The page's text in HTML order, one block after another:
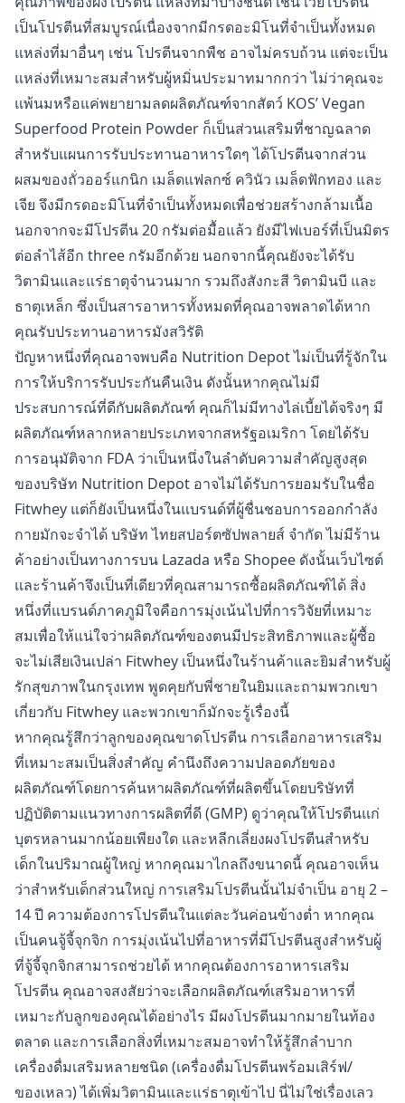
เป็นโปรตีนที่สมบูรณ์เนื่องจากมีกรดอะมิโนที่จำเป็นทั้งหมด
แหล่งที่มาอื่นๆ เช่น โปรตีนจากพืช อาจไม่ครบถ้วน แต่จะเป็น
แหล่งที่เหมาะสมสำหรับผู้หมิ่นประมาทมากกว่า ไม่ว่าคุณจะ
แพ้นมหรือแค่พยายามลดผลิตภัณฑ์จากสัตว์ KOS’ Vegan
Superfood Protein Powder ก็เป็นส่วนเสริมที่ชาญฉลาด
สำหรับแผนการรับประทานอาหารใดๆ ได้โปรตีนจากส่วน
ผสมของถั่วออร์แกนิก เมล็ดแฟลกซ์ ควินัว เมล็ดฟักทอง และ
เจีย จึงมีกรดอะมิโนที่จำเป็นทั้งหมดเพื่อช่วยสร้างกล้ามเนื้อ
นอกจากจะมีโปรตีน 20 กรัมต่อมื้อแล้ว ยังมีไฟเบอร์ที่เป็นมิตร
ต่อลำไส้อีก three กรัมอีกด้วย นอกจากนี้คุณยังจะได้รับ
วิตามินและแร่ธาตุจำนวนมาก รวมถึงสังกะสี วิตามินบี และ
ธาตุเหล็ก ซึ่งเป็นสารอาหารทั้งหมดที่คุณอาจพลาดได้หาก
คุณรับประทานอาหารมังสวิรัติ
ปัญหาหนึ่งที่คุณอาจพบคือ Nutrition Depot ไม่เป็นที่รู้จักใน
การให้บริการรับประกันคืนเงิน ดังนั้นหากคุณไม่มี
ประสบการณ์ที่ดีกับผลิตภัณฑ์ คุณก็ไม่มีทางไล่เบี้ยได้จริงๆ มี
ผลิตภัณฑ์หลากหลายประเภทจากสหรัฐอเมริกา โดยได้รับ
การอนุมัติจาก FDA ว่าเป็นหนึ่งในลำดับความสำคัญสูงสุด
ของบริษัท Nutrition Depot อาจไม่ได้รับการยอมรับในชื่อ
Fitwhey แต่ก็ยังเป็นหนึ่งในแบรนด์ที่ผู้ชื่นชอบการออกกำลัง
กายมักจะจำได้ บริษัท ไทยสปอร์ตซัปพลายส์ จำกัด ไม่มีร้าน
ค้าอย่างเป็นทางการบน Lazada หรือ Shopee ดังนั้นเว็บไซต์
และร้านค้าจึงเป็นที่เดียวที่คุณสามารถซื้อผลิตภัณฑ์ได้ สิ่ง
หนึ่งที่แบรนด์ภาคภูมิใจคือการมุ่งเน้นไปที่การวิจัยที่เหมาะ
สมเพื่อให้แน่ใจว่าผลิตภัณฑ์ของตนมีประสิทธิภาพและผู้ซื้อ
จะไม่เสียเงินเปล่า Fitwhey เป็นหนึ่งในร้านค้าและยิมสำหรับผู้
รักสุขภาพในกรุงเทพ พูดคุยกับพี่ชายในยิมและถามพวกเขา
เกี่ยวกับ Fitwhey และพวกเขาก็มักจะรู้เรื่องนี้
หากคุณรู้สึกว่าลูกของคุณขาดโปรตีน การเลือกอาหารเสริม
ที่เหมาะสมเป็นสิ่งสำคัญ คำนึงถึงความปลอดภัยของ
ผลิตภัณฑ์โดยการค้นหาผลิตภัณฑ์ที่ผลิตขึ้นโดยบริษัทที่
ปฏิบัติตามแนวทางการผลิตที่ดี (GMP) ดูว่าคุณให้โปรตีนแก่
บุตรหลานมากน้อยเพียงใด และหลีกเลี่ยงผงโปรตีนสำหรับ
เด็กในปริมาณผู้ใหญ่ หากคุณมาไกลถึงขนาดนี้ คุณอาจเห็น
ว่าสำหรับเด็กส่วนใหญ่ การเสริมโปรตีนนั้นไม่จำเป็น อายุ 2 –
14 ปี ความต้องการโปรตีนในแต่ละวันค่อนข้างต่ำ หากคุณ
เป็นคนจู้จี้จุกจิก การมุ่งเน้นไปที่อาหารที่มีโปรตีนสูงสำหรับผู้
ที่จู้จี้จุกจิกสามารถช่วยได้ หากคุณต้องการอาหารเสริม
โปรตีน คุณอาจสงสัยว่าจะเลือกผลิตภัณฑ์เสริมอาหารที่
เหมาะกับลูกของคุณได้อย่างไร มีผงโปรตีนมากมายในท้อง
ตลาด และการเลือกสิ่งที่เหมาะสมอาจทำให้รู้สึกลำบาก
เครื่องดื่มเสริมหลายชนิด (เครื่องดื่มโปรตีนพร้อมเสิร์ฟ/
ของเหลว) ได้เพิ่มวิตามินและแร่ธาตุเข้าไป นี่ไม่ใช่เรื่องเลว